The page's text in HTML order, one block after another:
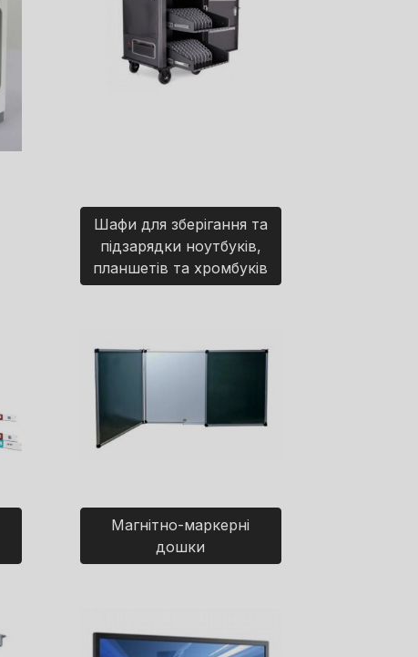
Шафи для зберігання та
підзарядки ноутбуків,
планшетів та хромбуків
Магнітно-маркерні
дошки